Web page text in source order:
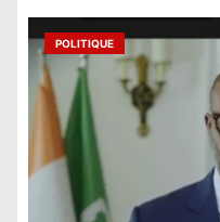
POLITIQUE